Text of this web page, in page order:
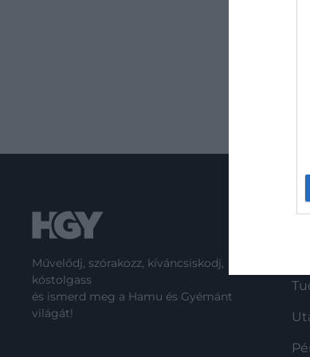
Művelődj, szórakozz, kíváncsiskodj,
kóstolgass
és ismerd meg a Hamu és Gyémánt
világát!